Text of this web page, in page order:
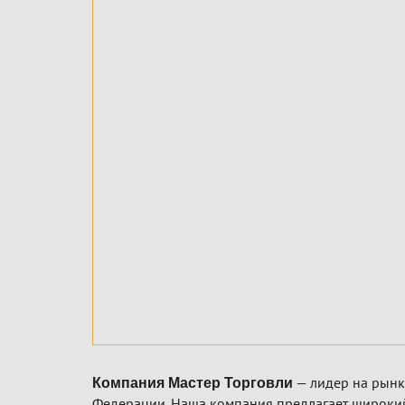
Компания Мастер Торговли — лидер на